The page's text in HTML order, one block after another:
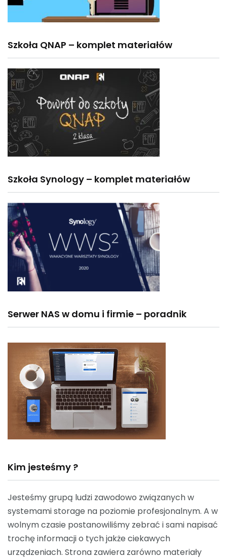
Szkoła QNAP – komplet materiałów
Szkoła Synology – komplet materiałów
Serwer NAS w domu i firmie – poradnik
Kim jesteśmy ?
Jesteśmy grupą ludzi zawodowo związanych w
systemami storage na poziomie profesjonalnym. A w
wolnym czasie postanowiliśmy zebrać i sami napisać
trochę informacji o tych jakże ciekawych
urządzeniach. Strona zawiera zarówno materiały